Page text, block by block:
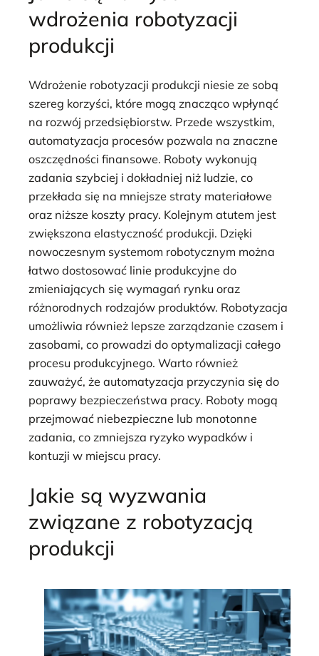
wdrożenia robotyzacji
produkcji
Wdrożenie robotyzacji produkcji niesie ze sobą
szereg korzyści, które mogą znacząco wpłynąć
na rozwój przedsiębiorstw. Przede wszystkim,
automatyzacja procesów pozwala na znaczne
oszczędności finansowe. Roboty wykonują
zadania szybciej i dokładniej niż ludzie, co
przekłada się na mniejsze straty materiałowe
oraz niższe koszty pracy. Kolejnym atutem jest
zwiększona elastyczność produkcji. Dzięki
nowoczesnym systemom robotycznym można
łatwo dostosować linie produkcyjne do
zmieniających się wymagań rynku oraz
różnorodnych rodzajów produktów. Robotyzacja
umożliwia również lepsze zarządzanie czasem i
zasobami, co prowadzi do optymalizacji całego
procesu produkcyjnego. Warto również
zauważyć, że automatyzacja przyczynia się do
poprawy bezpieczeństwa pracy. Roboty mogą
przejmować niebezpieczne lub monotonne
zadania, co zmniejsza ryzyko wypadków i
kontuzji w miejscu pracy.
Jakie są wyzwania
związane z robotyzacją
produkcji